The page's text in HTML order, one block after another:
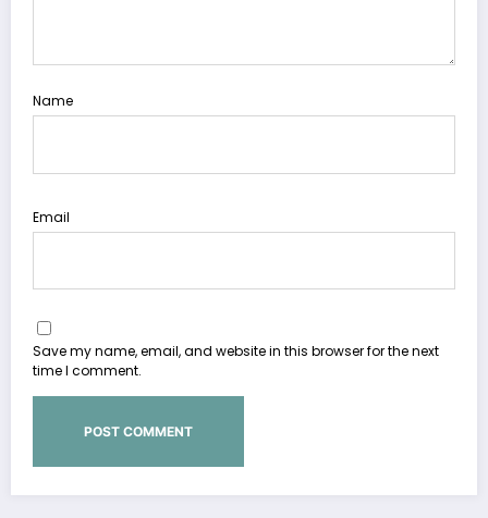
Name
Email
Save my name, email, and website in this browser for the next
time I comment.